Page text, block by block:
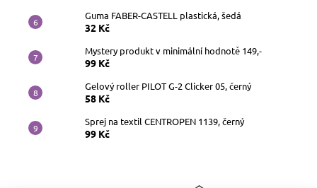
Guma FABER-CASTELL plastická, šedá
32 Kč
Mystery produkt v minimální hodnotě 149,-
99 Kč
Gelový roller PILOT G-2 Clicker 05, černý
58 Kč
Sprej na textil CENTROPEN 1139, černý
99 Kč